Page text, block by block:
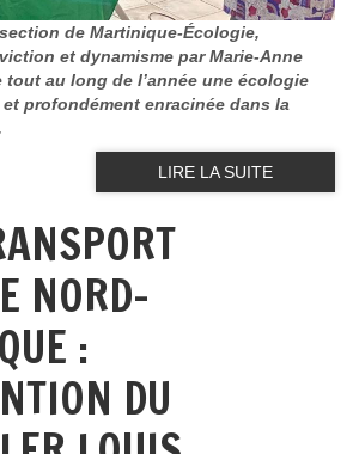
de Martinique-Écologie,
et dynamisme par Marie-Anne
au long de l’année une écologie
profondément enracinée dans la
LIRE LA SUITE
NORD-
:
DU